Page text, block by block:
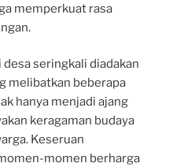
memperkuat rasa
seringkali diadakan
melibatkan beberapa
hanya menjadi ajang
keragaman budaya
Keseruan
momen berharga